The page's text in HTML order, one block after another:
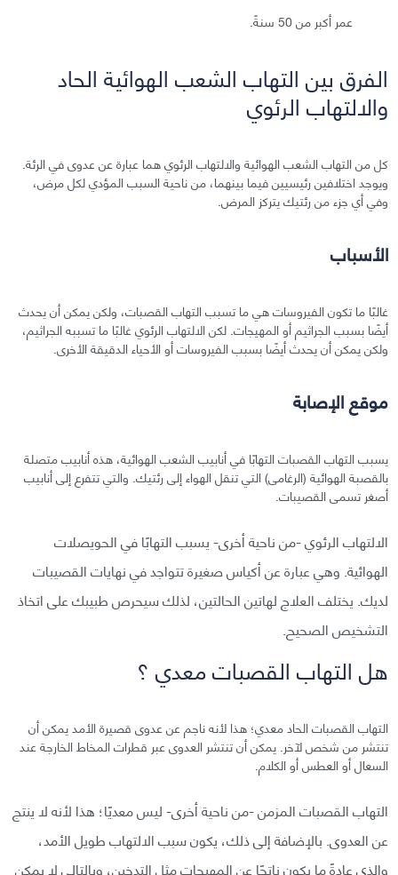
عمر أكبر من 50 سنةً.
الفرق بين التهاب الشعب الهوائية الحاد
والالتهاب الرئوي
كل من التهاب الشعب الهوائية والالتهاب الرئوي هما عبارة عن عدوى في الرئة.
ويوجد اختلافين رئيسيين فيما بينهما، من ناحية السبب المؤدي لكل مرض،
وفي أي جزء من رئتيك يتركز المرض.
الأسباب
غالبًا ما تكون الفيروسات هي ما تسبب التهاب القصبات، ولكن يمكن أن يحدث
أيضًا بسبب الجراثيم أو المهيجات. لكن الالتهاب الرئوي غالبًا ما تسببه الجراثيم،
ولكن يمكن أن يحدث أيضًا بسبب الفيروسات أو الأحياء الدقيقة الأخرى.
موقع الإصابة
يسبب التهاب القصبات التهابًا في أنابيب الشعب الهوائية، هذه أنابيب متصلة
بالقصبة الهوائية (الرغامى) التي تنقل الهواء إلى رئتيك. والتي تتفرع إلى أنابيب
أصغر تسمى القصيبات.
الالتهاب الرئوي -من ناحية أخرى- يسبب التهابًا في الحويصلات
الهوائية. وهي عبارة عن أكياس صغيرة تتواجد في نهايات القصيبات
لديك. يختلف العلاج لهاتين الحالتين، لذلك سيحرص طبيبك على اتخاذ
التشخيص الصحيح.
هل التهاب القصبات معدي ؟
التهاب القصبات الحاد معدي؛ هذا لأنه ناجم عن عدوى قصيرة الأمد يمكن أن
تنتشر من شخص لآخر. يمكن أن تنتشر العدوى عبر قطرات المخاط الخارجة عند
السعال أو العطس أو الكلام.
التهاب القصبات المزمن -من ناحية أخرى- ليس معديًا؛ هذا لأنه لا ينتج
عن العدوى. بالإضافة إلى ذلك، يكون سبب الالتهاب طويل الأمد،
والذي عادةً ما يكون ناتجًا عن المهيجات مثل التدخين، وبالتالي لا يمكن